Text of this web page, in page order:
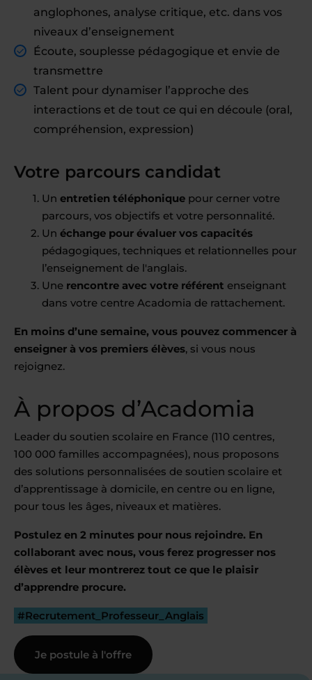
anglophones, analyse critique, etc. dans vos
niveaux d’enseignement
Écoute, souplesse pédagogique et envie de
transmettre
Talent pour dynamiser l’approche des
interactions et de tout ce qui en découle (oral,
compréhension, expression)
Votre parcours candidat
Un entretien téléphonique pour cerner votre
parcours, vos objectifs et votre personnalité.
Un échange pour évaluer vos capacités
pédagogiques, techniques et relationnelles pour
l’enseignement de l'anglais.
Une rencontre avec votre référent enseignant
dans votre centre Acadomia de rattachement.
En moins d’une semaine, vous pouvez commencer à
enseigner à vos premiers élèves, si vous nous
rejoignez.
À propos d’Acadomia
Leader du soutien scolaire en France (110 centres,
100 000 familles accompagnées), nous proposons
des solutions personnalisées de soutien scolaire et
d’apprentissage à domicile, en centre ou en ligne,
pour tous les âges, niveaux et matières.
Postulez en 2 minutes pour nous rejoindre. En
collaborant avec nous, vous ferez progresser nos
élèves et leur montrerez tout ce que le plaisir
d’apprendre procure.
#Recrutement_Professeur_Anglais
Je postule à l'offre